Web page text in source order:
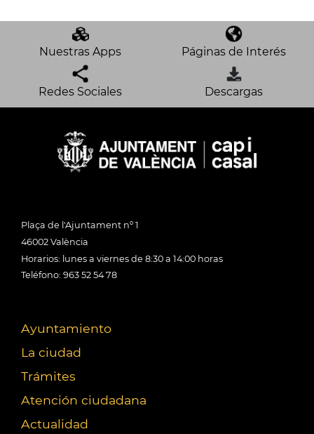
Nuestras Apps Páginas de Interés
Redes Sociales Descargas
Plaça de l'Ajuntament nº 1
46002 València
Horarios: lunes a viernes de 8:30 a 14:00 horas
Teléfono: 963 52 54 78
Ayuntamiento
La ciudad
Trámites
Atención ciudadana
Actualidad